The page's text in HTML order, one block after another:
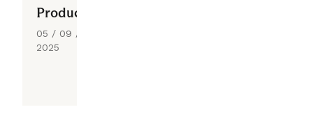
Producción
05 / 09 /
2025